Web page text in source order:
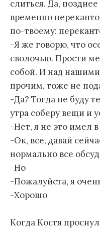
слиться. Да,
временно
по-твоему:
-Я же говорю, что
сволочью. Прости
собой. И над
прочим, тоже не
-Да? Тогда не буду
утра соберу вещи и
-Нет, я не это имел
-Ок, все, давай
нормально все
-Но
-Пожалуйста, я
-Хорошо
Когда Костя